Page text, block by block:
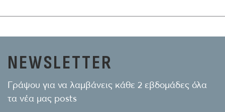
NEWSLETTER
Γράψου για να λαμβάνεις κάθε 2 εβδομάδες όλα
τα νέα μας posts